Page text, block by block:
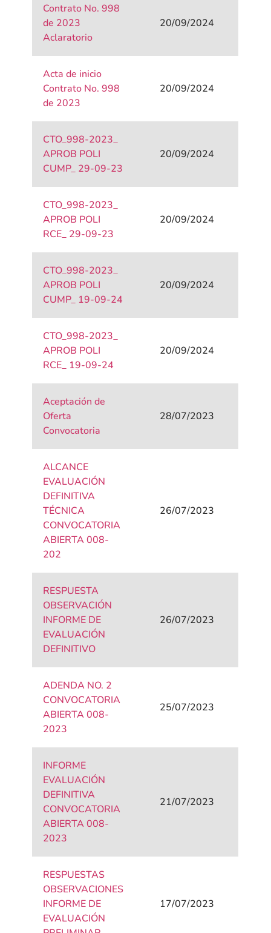
Contrato No. 998
de 2023
Aclaratorio
20/09/2024
Acta de inicio
Contrato No. 998
de 2023
20/09/2024
CTO_998-2023_
APROB POLI
CUMP_ 29-09-23
20/09/2024
CTO_998-2023_
APROB POLI
RCE_ 29-09-23
20/09/2024
CTO_998-2023_
APROB POLI
CUMP_ 19-09-24
20/09/2024
CTO_998-2023_
APROB POLI
RCE_ 19-09-24
20/09/2024
Aceptación de
Oferta
Convocatoria
28/07/2023
ALCANCE
EVALUACIÓN
DEFINITIVA
TÉCNICA
CONVOCATORIA
ABIERTA 008-
202
26/07/2023
RESPUESTA
OBSERVACIÓN
INFORME DE
EVALUACIÓN
DEFINITIVO
26/07/2023
ADENDA NO. 2
CONVOCATORIA
ABIERTA 008-
2023
25/07/2023
INFORME
EVALUACIÓN
DEFINITIVA
CONVOCATORIA
ABIERTA 008-
2023
21/07/2023
RESPUESTAS
OBSERVACIONES
INFORME DE
EVALUACIÓN
17/07/2023